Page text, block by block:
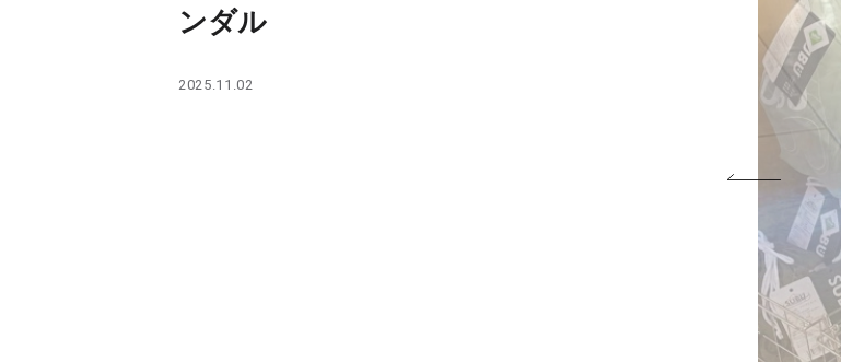
レストラン・カフェ
TAX FREE
ภาษาไทยンダル
2025.11.02